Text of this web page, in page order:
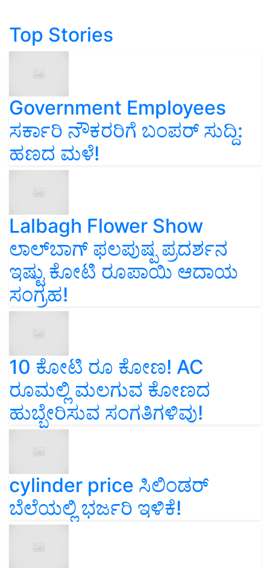
Top Stories
Government Employees
ಸರ್ಕಾರಿ ನೌಕರರಿಗೆ ಬಂಪರ್‌ ಸುದ್ದಿ:
ಹಣದ ಮಳೆ!
Lalbagh Flower Show
ಲಾಲ್‌ಬಾಗ್ ಫಲಪುಷ್ಪ ಪ್ರದರ್ಶನ
ಇಷ್ಟು ಕೋಟಿ ರೂಪಾಯಿ ಆದಾಯ
ಸಂಗ್ರಹ!
10 ಕೋಟಿ ರೂ ಕೋಣ! AC
ರೂಮಲ್ಲಿ ಮಲಗುವ ಕೋಣದ
ಹುಬ್ಬೇರಿಸುವ ಸಂಗತಿಗಳಿವು!
cylinder price ಸಿಲಿಂಡರ್‌
ಬೆಲೆಯಲ್ಲಿ ಭರ್ಜರಿ ಇಳಿಕೆ!